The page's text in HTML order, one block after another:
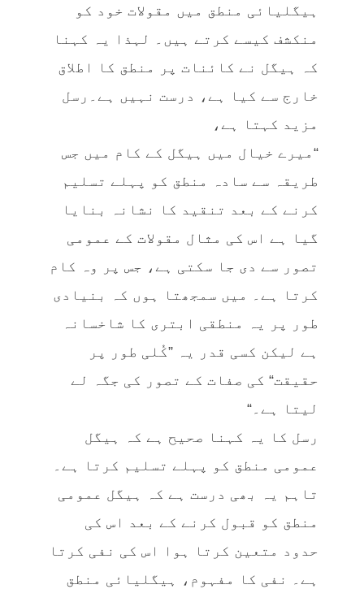
ہیگلیائی منطق میں مقولات خود کو
منکشف کیسے کرتے ہیں۔ لہذا یہ کہنا
کہ ہیگل نے کائنات پر منطق کا اطلاق
خارج سے کیا ہے، درست نہیں ہے۔رسل
مزید کہتا ہے،
“میرے خیال میں ہیگل کے کام میں جس
طریقہ سے سادہ منطق کو پہلے تسلیم
کرنے کے بعد تنقید کا نشانہ بنایا
گیا ہے اس کی مثال مقولات کے عمومی
تصور سے دی جا سکتی ہے، جس پر وہ کام
کرتا ہے۔ میں سمجھتا ہوں کہ بنیادی
طور پر یہ منطقی ابتری کا شاخسانہ
ہے لیکن کسی قدر یہ ”کُلی طور پر
حقیقت“ کی صفات کے تصور کی جگہ لے
لیتا ہے۔“
رسل کا یہ کہنا صحیح ہے کہ ہیگل
عمومی منطق کو پہلے تسلیم کرتا ہے۔
تاہم یہ بھی درست ہے کہ ہیگل عمومی
منطق کو قبول کرنے کے بعد اس کی
حدود متعین کرتا ہوا اس کی نفی کرتا
ہے۔ نفی کا مفہوم، ہیگلیائی منطق